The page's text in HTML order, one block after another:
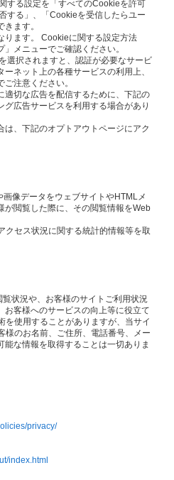
する設定を「すべてのCookieを許可
する」、「Cookieを受信したらユー
ます。
ります。 Cookieに関する設定方法
メニューでご確認ください。
選択されますと、認証が必要なサービ
ネット上の各種サービスの利用上、
注意ください。
適切な広告を配信するために、下記の
広告サービスを利用する場合があり
は、下記のオプトアウトページにアク
像データをウェブサイトやHTMLメ
が閲覧した際に、その閲覧情報をWeb
クセス状況に関する統計的情報等を取
状況や、お客様のサイトご利用状況
お客様へのサービスの向上等に役立て
を使用することがありますが、当サイ
様のお名前、ご住所、電話番号、メー
な情報を取得することは一切ありま
privacy/
index.html